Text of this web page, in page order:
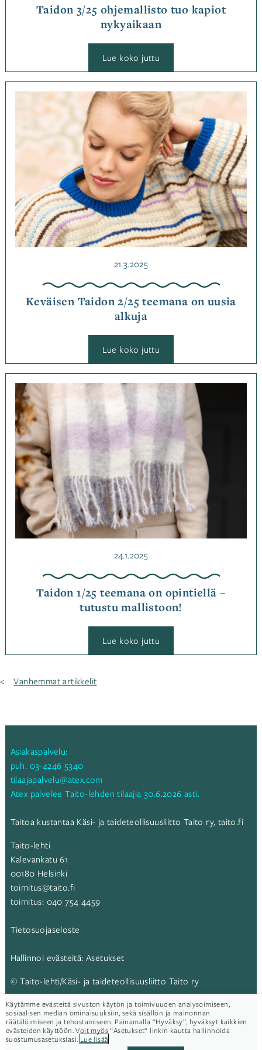
Taidon 3/25 ohjemallisto tuo kapiot
nykyaikaan
Lue koko juttu
3/25
ohjemallisto
tuo
kapiot
nykyaikaan
Keväisen Taidon 2/25 teemana on uusia
alkuja
Julkaistu
21.3.2025
Lue koko juttu
Taidon
2/25
teemana
on
alkuja
Kategoriassa
Jutut,
Ohjemallistot
Taidon 1/25 teemana on opintiellä –
tutustu mallistoon!
Julkaistu
24.1.2025
Lue koko juttu
1/25
Kategoriassa
Ohjemallistot
Artikkelien
Vanhemmat artikkelit
Asiakaspalvelu:
puh. 03-4246 5340
tilaajapalvelu@atex.com
Atex palvelee Taito-lehden tilaajia 30.6.2026 asti.
Taitoa kustantaa Käsi- ja taideteollisuusliitto Taito ry, taito.fi
Taito-lehti
Kalevankatu 61
00180 Helsinki
toimitus@taito.fi
toimitus: 040 754 4459
Tietosuojaseloste
Hallinnoi evästeitä: Asetukset
© Taito-lehti/Käsi- ja taideteollisuusliitto Taito ry
Taito-lehti:
Taitoliitto:
Käytämme evästeitä sivuston käytön ja toimivuuden analysoimiseen,
sosiaalisen median ominaisuuksiin, sekä sisällön ja mainonnan
räätälöimiseen ja tehostamiseen. Painamalla “Hyväksy”, hyväksyt kaikkien
evästeiden käyttöön. Voit myös “Asetukset“ linkin kautta hallinnoida
suostumusasetuksiasi. Lue lisää